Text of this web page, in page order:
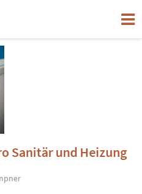
Sanitär und Heizung